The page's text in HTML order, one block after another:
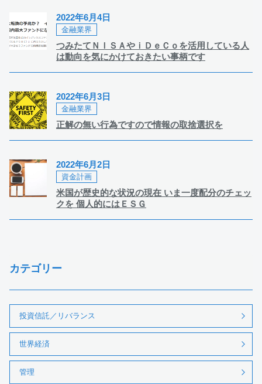
つみたてＮＩＳＡやｉＤｅＣｏを活用している人
は動向を気にかけておきたい事柄です
金融業界
2022年6月4日
正解の無い行為ですので情報の取捨選択を
金融業界
2022年6月3日
米国が歴史的な状況の現在 いま一度配分のチェッ
クを 個人的にはＥＳＧ
資金計画
2022年6月2日
カテゴリー
投資信託／リバランス
世界経済
管理